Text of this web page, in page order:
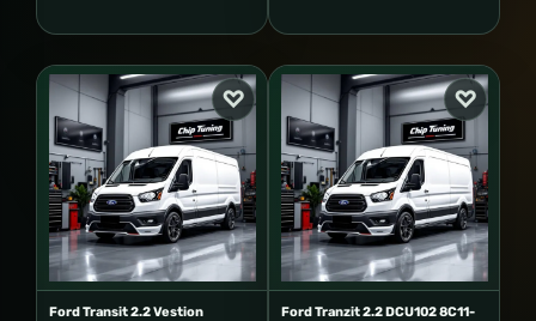
Ford Transit 2.2 Vestion
Ford Tranzit 2.2 DCU102 8C11-